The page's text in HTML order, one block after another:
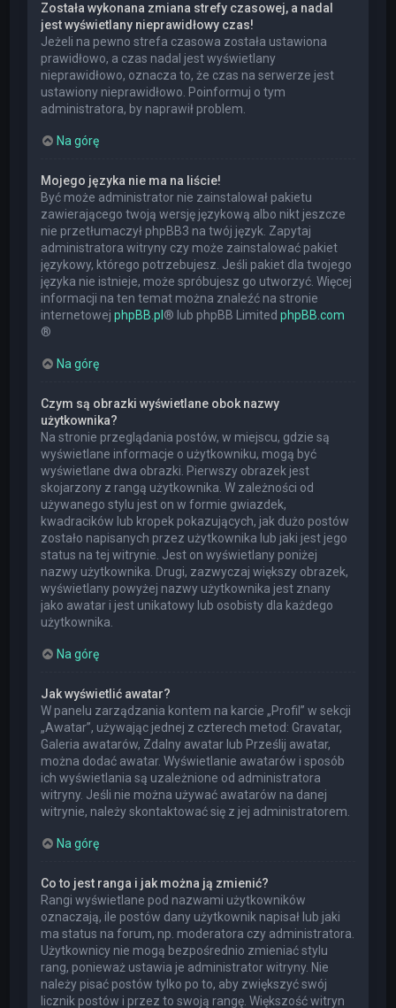
Została wykonana zmiana strefy czasowej, a nadal
jest wyświetlany nieprawidłowy czas!
Jeżeli na pewno strefa czasowa została ustawiona
prawidłowo, a czas nadal jest wyświetlany
nieprawidłowo, oznacza to, że czas na serwerze jest
ustawiony nieprawidłowo. Poinformuj o tym
administratora, by naprawił problem.
Na górę
Mojego języka nie ma na liście!
Być może administrator nie zainstalował pakietu
zawierającego twoją wersję językową albo nikt jeszcze
nie przetłumaczył phpBB3 na twój język. Zapytaj
administratora witryny czy może zainstalować pakiet
językowy, którego potrzebujesz. Jeśli pakiet dla twojego
języka nie istnieje, może spróbujesz go utworzyć. Więcej
informacji na ten temat można znaleźć na stronie
internetowejphpBB.pl ® lub phpBB LimitedphpBB.com
®
Na górę
Czym są obrazki wyświetlane obok nazwy
użytkownika?
Na stronie przeglądania postów, w miejscu, gdzie są
wyświetlane informacje o użytkowniku, mogą być
wyświetlane dwa obrazki. Pierwszy obrazek jest
skojarzony z rangą użytkownika. W zależności od
używanego stylu jest on w formie gwiazdek,
kwadracików lub kropek pokazujących, jak dużo postów
zostało napisanych przez użytkownika lub jaki jest jego
status na tej witrynie. Jest on wyświetlany poniżej
nazwy użytkownika. Drugi, zazwyczaj większy obrazek,
wyświetlany powyżej nazwy użytkownika jest znany
jako awatar i jest unikatowy lub osobisty dla każdego
użytkownika.
Na górę
Jak wyświetlić awatar?
W panelu zarządzania kontem na karcie „Profil” w sekcji
„Awatar”, używając jednej z czterech metod: Gravatar,
Galeria awatarów, Zdalny awatar lub Prześlij awatar,
można dodać awatar. Wyświetlanie awatarów i sposób
ich wyświetlania są uzależnione od administratora
witryny. Jeśli nie można używać awatarów na danej
witrynie, należy skontaktować się z jej administratorem.
Na górę
Co to jest ranga i jak można ją zmienić?
Rangi wyświetlane pod nazwami użytkowników
oznaczają, ile postów dany użytkownik napisał lub jaki
ma status na forum, np. moderatora czy administratora.
Użytkownicy nie mogą bezpośrednio zmieniać stylu
rang, ponieważ ustawia je administrator witryny. Nie
należy pisać postów tylko po to, aby zwiększyć swój
licznik postów i przez to swoją rangę. Większość witryn